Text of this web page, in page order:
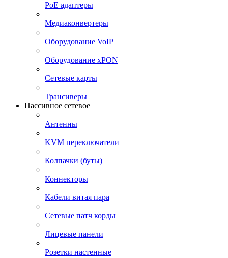
PoE адаптеры
Медиаконвертеры
Оборудование VoIP
Оборудование xPON
Сетевые карты
Трансиверы
Пассивное сетевое
Антенны
KVM переключатели
Колпачки (буты)
Коннекторы
Кабели витая пара
Сетевые патч корды
Лицевые панели
Розетки настенные